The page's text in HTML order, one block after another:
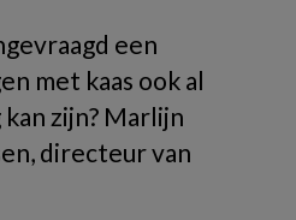
een
met kaas ook al
zijn? Marlijn
directeur van